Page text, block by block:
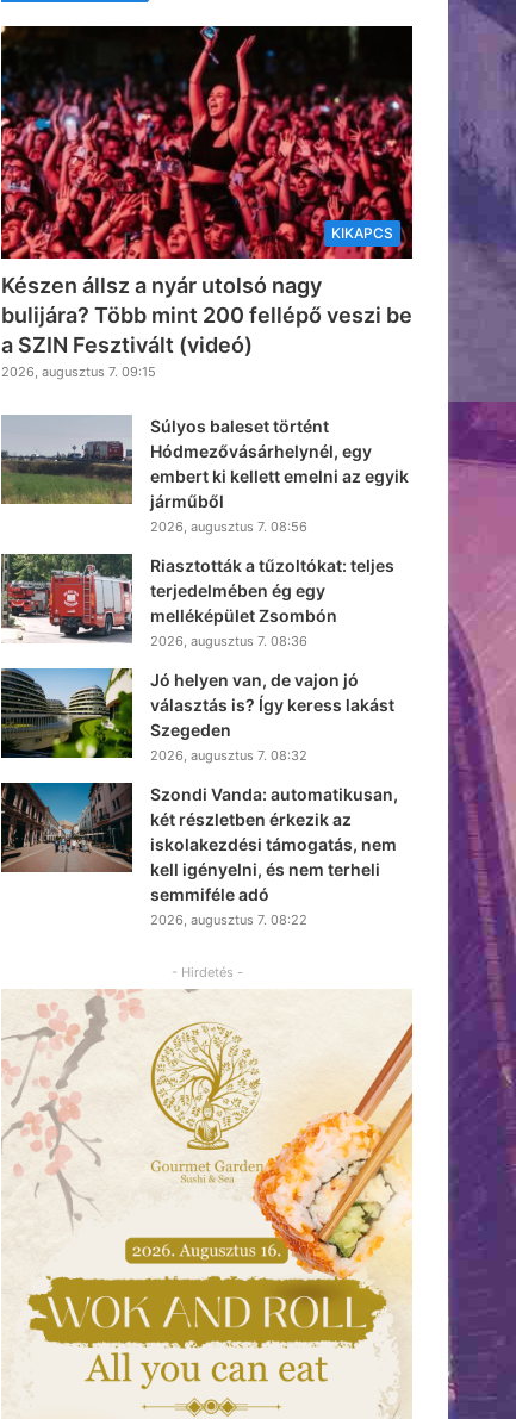
KIKAPCS
Készen állsz a nyár utolsó nagy
bulijára? Több mint 200 fellépő veszi be
a SZIN Fesztivált (videó)
2026, augusztus 7. 09:15
Súlyos baleset történt
Hódmezővásárhelynél, egy
embert ki kellett emelni az egyik
járműből
2026, augusztus 7. 08:56
Riasztották a tűzoltókat: teljes
terjedelmében ég egy
melléképület Zsombón
2026, augusztus 7. 08:36
Jó helyen van, de vajon jó
választás is? Így keress lakást
Szegeden
2026, augusztus 7. 08:32
Szondi Vanda: automatikusan,
két részletben érkezik az
iskolakezdési támogatás, nem
kell igényelni, és nem terheli
semmiféle adó
2026, augusztus 7. 08:22
- Hirdetés -